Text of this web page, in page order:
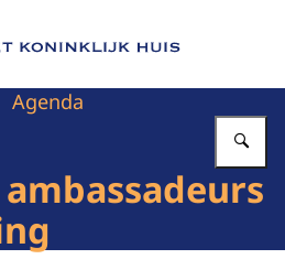
van Het Koninklijk Huis
Agenda